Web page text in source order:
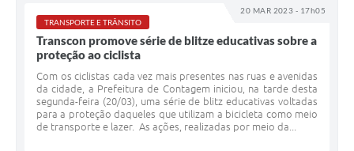
20 MAR 2023 - 17h05
TRANSPORTE E TRÂNSITO
Transcon promove série de blitze educativas sobre a
proteção ao ciclista
Com os ciclistas cada vez mais presentes nas ruas e avenidas
da cidade, a Prefeitura de Contagem iniciou, na tarde desta
segunda-feira (20/03), uma série de blitz educativas voltadas
para a proteção daqueles que utilizam a bicicleta como meio
de transporte e lazer. As ações, realizadas por meio da...